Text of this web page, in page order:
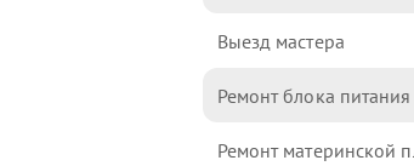
Выезд мастера
Ремонт блока питания
Ремонт материнской